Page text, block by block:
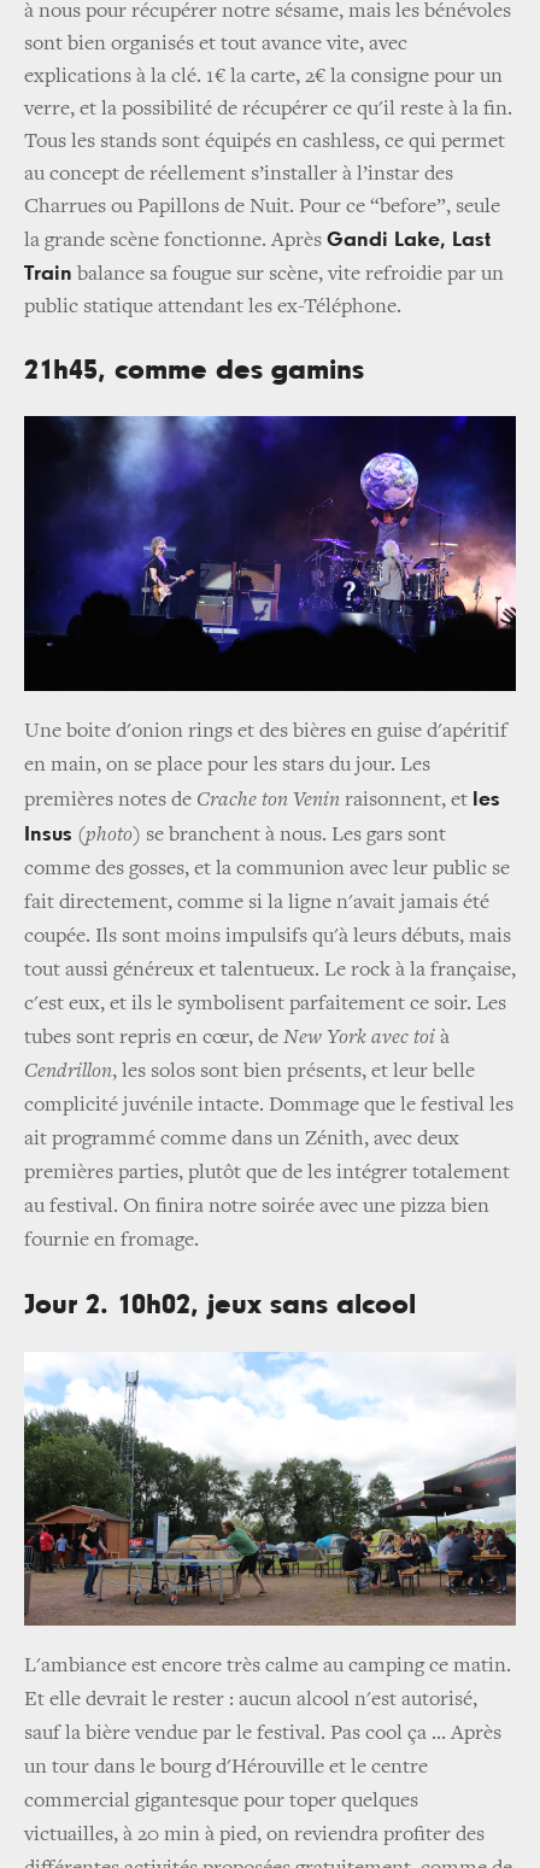
à nous pour récupérer notre sésame, mais les bénévoles
sont bien organisés et tout avance vite, avec
explications à la clé. 1€ la carte, 2€ la consigne pour un
verre, et la possibilité de récupérer ce qu'il reste à la fin.
Tous les stands sont équipés en cashless, ce qui permet
au concept de réellement s’installer à l’instar des
Charrues ou Papillons de Nuit. Pour ce “before”, seule
la grande scène fonctionne. Après Gandi Lake, Last
Train balance sa fougue sur scène, vite refroidie par un
public statique attendant les ex-Téléphone.
21h45, comme des gamins
Une boite d'onion rings et des bières en guise d'apéritif
en main, on se place pour les stars du jour. Les
premières notes de Crache ton Venin raisonnent, et les
Insus (photo) se branchent à nous. Les gars sont
comme des gosses, et la communion avec leur public se
fait directement, comme si la ligne n'avait jamais été
coupée. Ils sont moins impulsifs qu'à leurs débuts, mais
tout aussi généreux et talentueux. Le rock à la française,
c'est eux, et ils le symbolisent parfaitement ce soir. Les
tubes sont repris en cœur, de New York avec toi à
Cendrillon, les solos sont bien présents, et leur belle
complicité juvénile intacte. Dommage que le festival les
ait programmé comme dans un Zénith, avec deux
premières parties, plutôt que de les intégrer totalement
au festival. On finira notre soirée avec une pizza bien
fournie en fromage.
Jour 2. 10h02, jeux sans alcool
L'ambiance est encore très calme au camping ce matin.
Et elle devrait le rester : aucun alcool n'est autorisé,
sauf la bière vendue par le festival. Pas cool ça ... Après
un tour dans le bourg d'Hérouville et le centre
commercial gigantesque pour toper quelques
victuailles, à 20 min à pied, on reviendra profiter des